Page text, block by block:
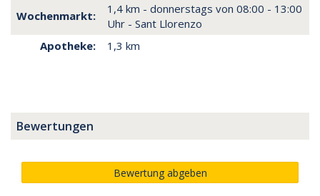
Wochenmarkt:
1,4 km - donnerstags von 08:00 - 13:00
Uhr - Sant Llorenzo
Apotheke:
1,3 km
Bewertungen
Bewertung abgeben